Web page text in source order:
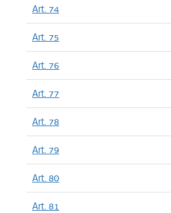
Art. 74
Art. 75
Art. 76
Art. 77
Art. 78
Art. 79
Art. 80
Art. 81